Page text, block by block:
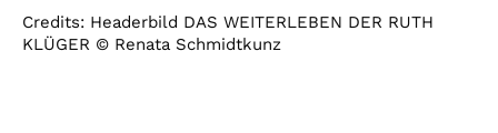
Credits: Headerbild DAS WEITERLEBEN DER RUTH
KLÜGER © Renata Schmidtkunz